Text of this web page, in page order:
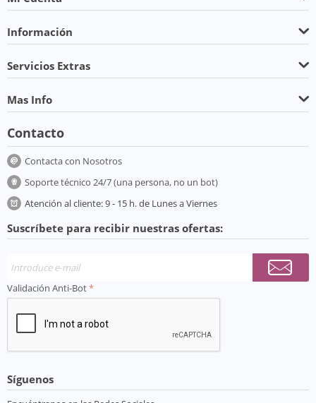
Información
Servicios Extras
Mas Info
Contacto
Contacta con Nosotros
Soporte técnico 24/7 (una persona, no un bot)
Atención al cliente: 9 - 15 h. de Lunes a Viernes
Suscríbete para recibir nuestras ofertas:
Validación Anti-Bot
Síguenos